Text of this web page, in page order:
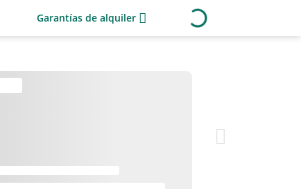
Garantías de alquiler